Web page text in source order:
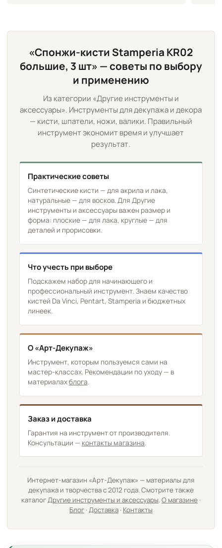
«Спонжи-кисти Stamperia KR02
большие, 3 шт» — советы по выбору
и применению
Из категории «Другие инструменты и
аксессуары». Инструменты для декупажа и декора
— кисти, шпатели, ножи, валики. Правильный
инструмент экономит время и улучшает
результат.
Практические советы
Синтетические кисти — для акрила и лака,
натуральные — для восков. Для Другие
инструменты и аксессуары важен размер и
форма: плоские — для лака, круглые — для
деталей и прорисовки.
Что учесть при выборе
Подскажем набор для начинающего и
профессиональный инструмент. Знаем качество
кистей Da Vinci, Pentart, Stamperia и бюджетных
линеек.
О «Арт-Декупаж»
Инструмент, которым пользуемся сами на
мастер-классах. Рекомендации по уходу — в
материалахблога.
Заказ и доставка
Гарантия на инструмент от производителя.
Консультации — контакты магазина.
Интернет-магазин «Арт-Декупаж» — материалы для
декупажа и творчества с 2012 года. Смотрите также
каталогДругие инструменты и аксессуары.О магазине·
Блог· Доставка· Контакты